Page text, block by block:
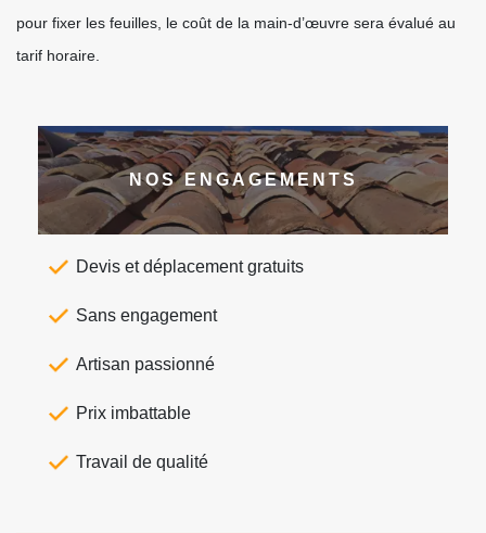
pour fixer les feuilles, le coût de la main-d’œuvre sera évalué au
tarif horaire.
NOS ENGAGEMENTS
Devis et déplacement gratuits
Sans engagement
Artisan passionné
Prix imbattable
Travail de qualité